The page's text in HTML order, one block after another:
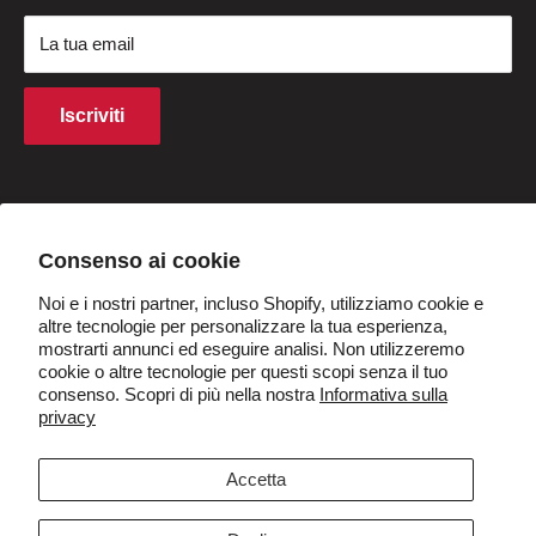
Consenso ai cookie
Noi e i nostri partner, incluso Shopify, utilizziamo cookie e
altre tecnologie per personalizzare la tua esperienza,
mostrarti annunci ed eseguire analisi. Non utilizzeremo
cookie o altre tecnologie per questi scopi senza il tuo
consenso. Scopri di più nella nostra Informativa sulla
privacy
Accetta
Carte regalo
Termini e Condizioni
Termini di acquisto
Diritti di proprietà intellettuale
Politica sui cookie
Pagamento
Finanziamento
Programma di affiliazione
Sconto per studenti
La tua email
Iscriviti
Seguici
Accettiamo